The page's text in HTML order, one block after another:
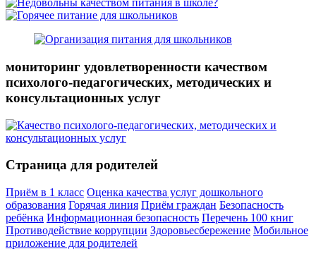
мониторинг удовлетворенности качеством
психолого-педагогических, методических и
консультационных услуг
Страница для родителей
Приём в 1 класс Оценка качества услуг дошкольного
образования Горячая линия Приём граждан Безопасность
ребёнка Информационная безопасность Перечень 100 книг
Противодействие коррупции Здоровьесбережение Мобильное
приложение для родителей